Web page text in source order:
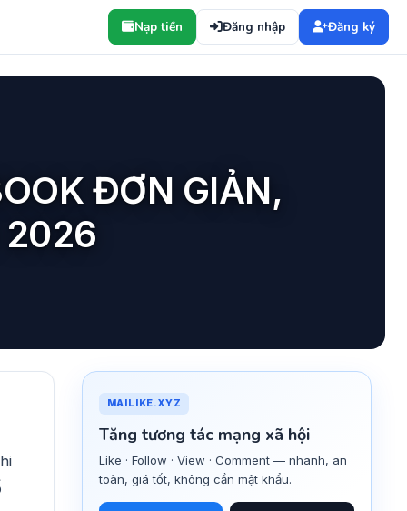
Nạp tiền Đăng nhập Đăng ký
ĐƠN GIẢN,
2026
MAILIKE.XYZ
Tăng tương tác mạng xã hội
Like · Follow · View · Comment — nhanh, an
toàn, giá tốt, không cần mật khẩu.